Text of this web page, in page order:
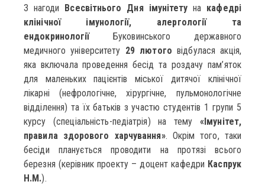
З нагоди Всесвітнього Дня імунітету на кафедрі
клінічної імунології, алергології та
ендокринологіїБуковинського державного
медичного університету 29 лютого відбулася акція,
яка включала проведення бесід та роздачу пам’яток
для маленьких пацієнтів міської дитячої клінічної
лікарні (нефрологічне, хірургічне, пульмонологічне
відділення) та їх батьків з участю студентів 1 групи 5
курсу (спеціальність-педіатрія) на тему «Імунітет,
правила здорового харчування». Окрім того, таки
бесіди планується проводити на протязі всього
березня (керівник проекту – доцент кафедри Каспрук
Н.М.).